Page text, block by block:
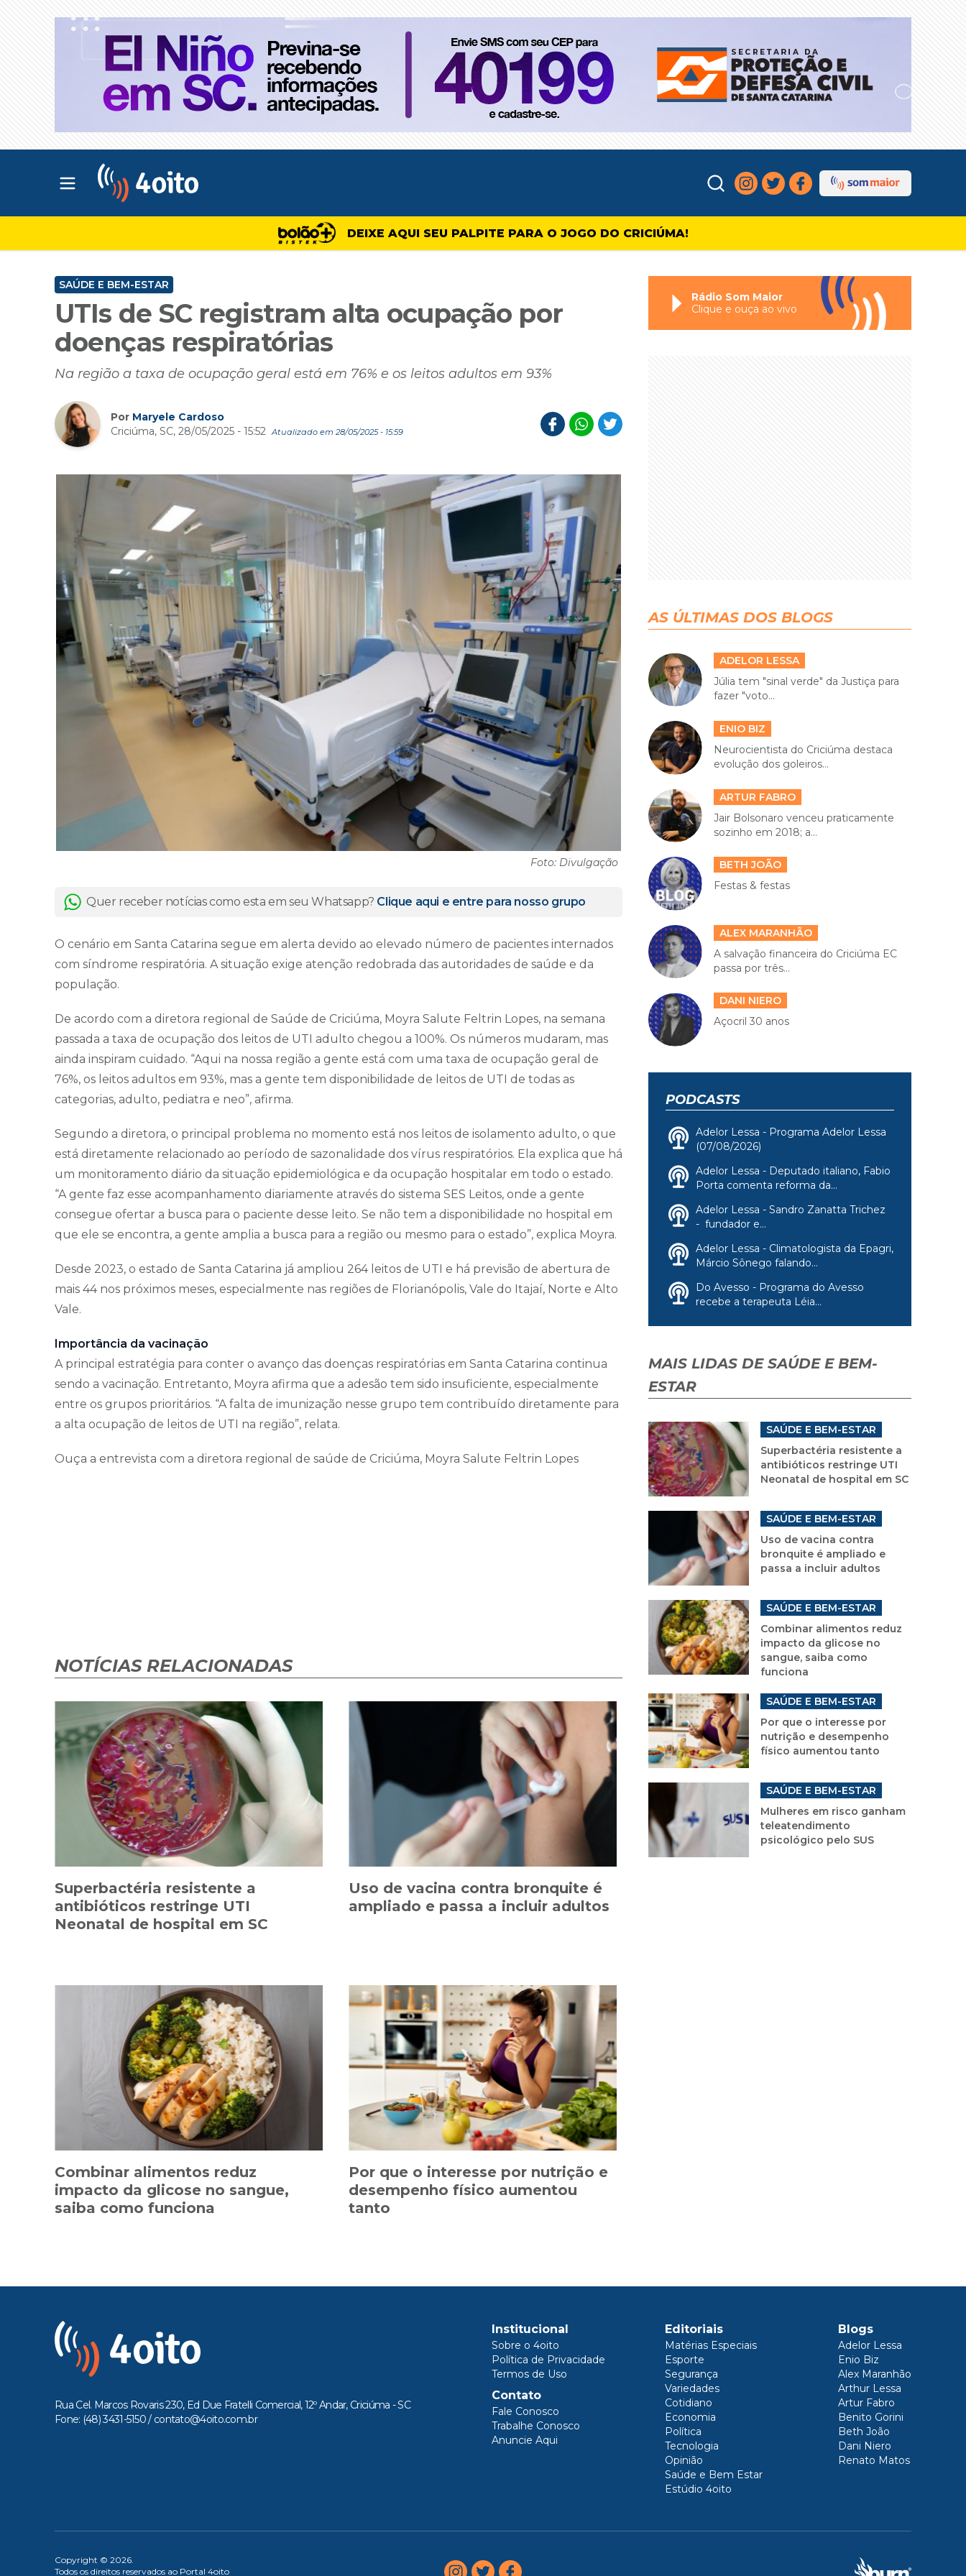
Abrir menu principal
DEIXE AQUI SEU PALPITE PARA O JOGO DO CRICIÚMA!
SAÚDE E BEM-ESTAR
UTIs de SC registram alta ocupação por
doenças respiratórias
Na região a taxa de ocupação geral está em 76% e os leitos adultos em 93%
Por Maryele Cardoso
Criciúma, SC, 28/05/2025 - 15:52 Atualizado em 28/05/2025 - 15:59
Foto: Divulgação
Quer receber notícias como esta em seu Whatsapp? Clique aqui e entre para nosso grupo
O cenário em Santa Catarina segue em alerta devido ao elevado número de pacientes internados
com síndrome respiratória. A situação exige atenção redobrada das autoridades de saúde e da
população.
De acordo com a diretora regional de Saúde de Criciúma, Moyra Salute Feltrin Lopes, na semana
passada a taxa de ocupação dos leitos de UTI adulto chegou a 100%. Os números mudaram, mas
ainda inspiram cuidado. “Aqui na nossa região a gente está com uma taxa de ocupação geral de
76%, os leitos adultos em 93%, mas a gente tem disponibilidade de leitos de UTI de todas as
categorias, adulto, pediatra e neo”, afirma.
Segundo a diretora, o principal problema no momento está nos leitos de isolamento adulto, o que
está diretamente relacionado ao período de sazonalidade dos vírus respiratórios. Ela explica que há
um monitoramento diário da situação epidemiológica e da ocupação hospitalar em todo o estado.
“A gente faz esse acompanhamento diariamente através do sistema SES Leitos, onde a gente
consegue ofertar a busca para o paciente desse leito. Se não tem a disponibilidade no hospital em
que ele se encontra, a gente amplia a busca para a região ou mesmo para o estado”, explica Moyra.
Desde 2023, o estado de Santa Catarina já ampliou 264 leitos de UTI e há previsão de abertura de
mais 44 nos próximos meses, especialmente nas regiões de Florianópolis, Vale do Itajaí, Norte e Alto
Vale.
Importância da vacinação
A principal estratégia para conter o avanço das doenças respiratórias em Santa Catarina continua
sendo a vacinação. Entretanto, Moyra afirma que a adesão tem sido insuficiente, especialmente
entre os grupos prioritários. “A falta de imunização nesse grupo tem contribuído diretamente para
a alta ocupação de leitos de UTI na região”, relata.
Ouça a entrevista com a diretora regional de saúde de Criciúma, Moyra Salute Feltrin Lopes
NOTÍCIAS RELACIONADAS
Superbactéria resistente a
antibióticos restringe UTI
Neonatal de hospital em SC
Uso de vacina contra bronquite é
ampliado e passa a incluir adultos
Combinar alimentos reduz
impacto da glicose no sangue,
saiba como funciona
Por que o interesse por nutrição e
desempenho físico aumentou
tanto
Rádio Som Maior
Clique e ouça ao vivo
AS ÚLTIMAS DOS BLOGS
ADELOR LESSA
Júlia tem "sinal verde" da Justiça para
fazer "voto...
ENIO BIZ
Neurocientista do Criciúma destaca
evolução dos goleiros...
ARTUR FABRO
Jair Bolsonaro venceu praticamente
sozinho em 2018; a...
BETH JOÃO
Festas & festas
ALEX MARANHÃO
A salvação financeira do Criciúma EC
passa por três...
DANI NIERO
Açocril 30 anos
PODCASTS
Adelor Lessa - Programa Adelor Lessa
(07/08/2026)
Adelor Lessa - Deputado italiano, Fabio
Porta comenta reforma da...
Adelor Lessa - Sandro Zanatta Trichez
- fundador e...
Adelor Lessa - Climatologista da Epagri,
Márcio Sônego falando...
Do Avesso - Programa do Avesso
recebe a terapeuta Léia...
MAIS LIDAS DE SAÚDE E BEM-
ESTAR
SAÚDE E BEM-ESTAR
Superbactéria resistente a
antibióticos restringe UTI
Neonatal de hospital em SC
SAÚDE E BEM-ESTAR
Uso de vacina contra
bronquite é ampliado e
passa a incluir adultos
SAÚDE E BEM-ESTAR
Combinar alimentos reduz
impacto da glicose no
sangue, saiba como
funciona
SAÚDE E BEM-ESTAR
Por que o interesse por
nutrição e desempenho
físico aumentou tanto
SAÚDE E BEM-ESTAR
Mulheres em risco ganham
teleatendimento
psicológico pelo SUS
Rua Cel. Marcos Rovaris 230, Ed Due Fratelli Comercial, 12º Andar, Criciúma - SC
Fone: (48) 3431-5150 / contato@4oito.com.br
Institucional
Sobre o 4oito
Política de Privacidade
Termos de Uso
Contato
Fale Conosco
Trabalhe Conosco
Anuncie Aqui
Editoriais
Matérias Especiais
Esporte
Segurança
Variedades
Cotidiano
Economia
Política
Tecnologia
Opinião
Saúde e Bem Estar
Estúdio 4oito
Blogs
Adelor Lessa
Enio Biz
Alex Maranhão
Arthur Lessa
Artur Fabro
Benito Gorini
Beth João
Dani Niero
Renato Matos
Copyright © 2026.
Todos os direitos reservados ao Portal 4oito